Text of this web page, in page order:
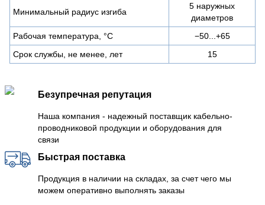
Минимальный радиус изгиба
5 наружных
диаметров
Рабочая температура, °C
−50...+65
Срок службы, не менее, лет
15
Безупречная репутация
Наша компания - надежный поставщик кабельно-
проводниковой продукции и оборудования для
связи
Быстрая поставка
Продукция в наличии на складах, за счет чего мы
можем оперативно выполнять заказы